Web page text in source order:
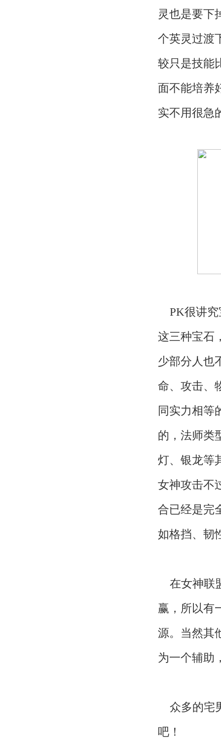
灵也是要下
个英灵过渡
较只是技能
面不能培养
实不用很急
PK很讲究
这三种宝石
少部分人也
命、攻击、
同实力相等
的，法师类
灯、银龙等
女神攻击不
合已经是完
如格挡、韧
在女神联
赢，所以有
源。当然其
为一个辅助
众多的宅
吧！